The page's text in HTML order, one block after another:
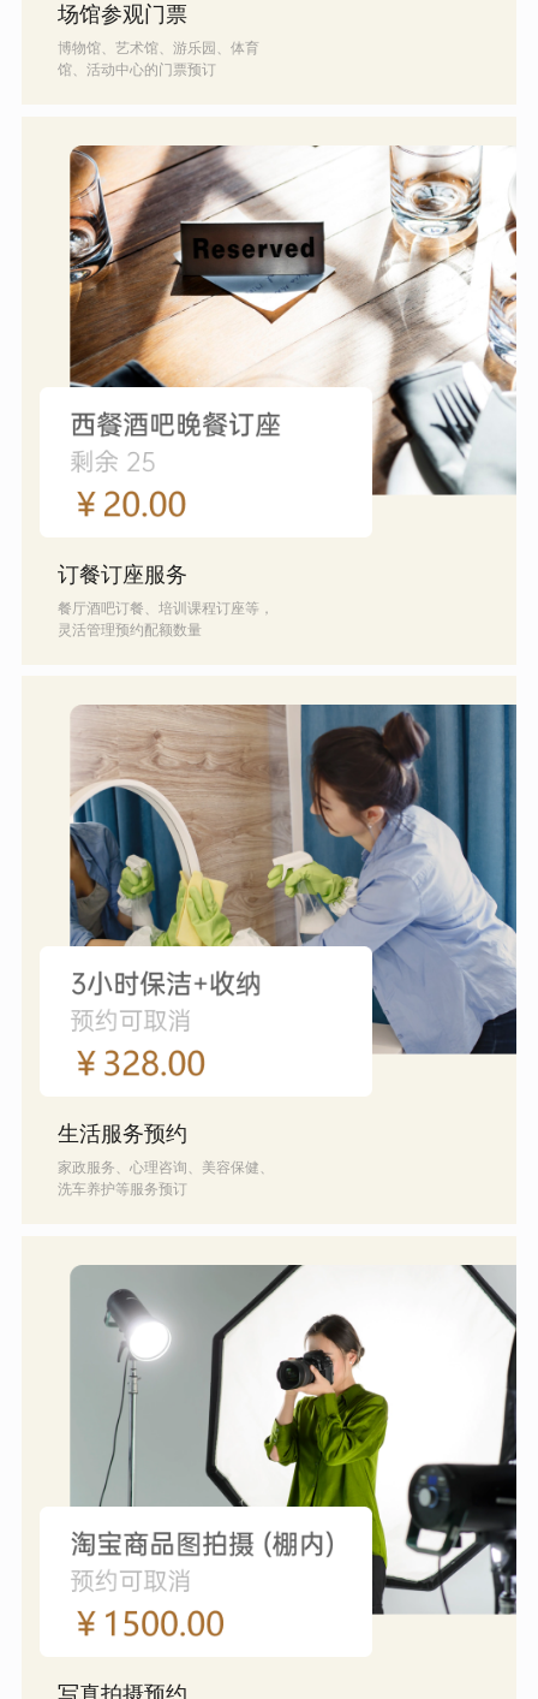
场馆参观门票
博物馆、艺术馆、游乐园、体育
馆、活动中心的门票预订
订餐订座服务
餐厅酒吧订餐、培训课程订座等，
灵活管理预约配额数量
生活服务预约
家政服务、心理咨询、美容保健、
洗车养护等服务预订
写真拍摄预约